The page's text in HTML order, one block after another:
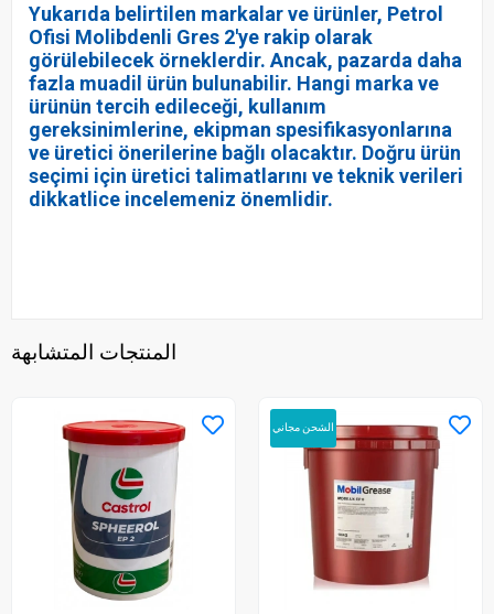
Yukarıda belirtilen markalar ve ürünler, Petrol
Ofisi Molibdenli Gres 2'ye rakip olarak
görülebilecek örneklerdir. Ancak, pazarda daha
fazla muadil ürün bulunabilir. Hangi marka ve
ürünün tercih edileceği, kullanım
gereksinimlerine, ekipman spesifikasyonlarına
ve üretici önerilerine bağlı olacaktır. Doğru ürün
seçimi için üretici talimatlarını ve teknik verileri
dikkatlice incelemeniz önemlidir.
المنتجات المتشابهة
الشحن مجاني